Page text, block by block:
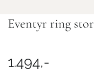
Eventyr ring stor
1.494,-